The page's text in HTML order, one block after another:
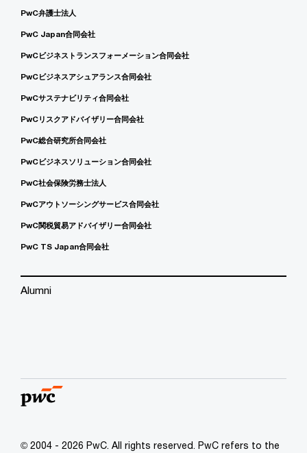
PwC弁護士法人
PwC Japan合同会社
PwCビジネストランスフォーメーション合同会社
PwCビジネスアシュアランス合同会社
PwCサステナビリティ合同会社
PwCリスクアドバイザリー合同会社
PwC総合研究所合同会社
PwCビジネスソリューション合同会社
PwC社会保険労務士法人
PwCアウトソーシングサービス合同会社
PwC関税貿易アドバイザリー合同会社
PwC TS Japan合同会社
Alumni
© 2004 - 2026 PwC. All rights reserved. PwC refers to the